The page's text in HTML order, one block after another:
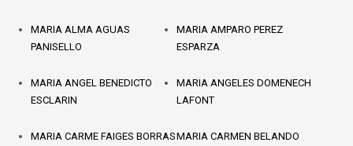
MARIA ALMA AGUAS
PANISELLO
MARIA AMPARO PEREZ
ESPARZA
MARIA ANGEL BENEDICTO
ESCLARIN
MARIA ANGELES DOMENECH
LAFONT
MARIA CARME FAIGES BORRASMARIA CARMEN BELANDO